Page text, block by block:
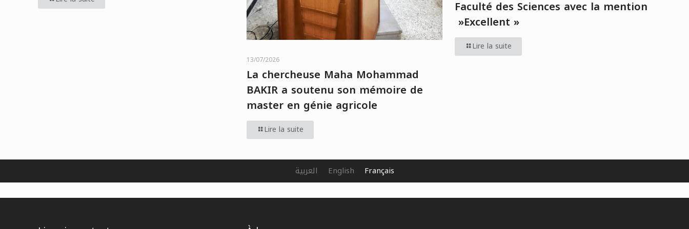
13/07/2026
La chercheuse Maha Mohammad
BAKIR a soutenu son mémoire de
master en génie agricole
Lire la suite
Faculté des Sciences avec la mention
»Excellent »
Lire la suite
العربية English Français